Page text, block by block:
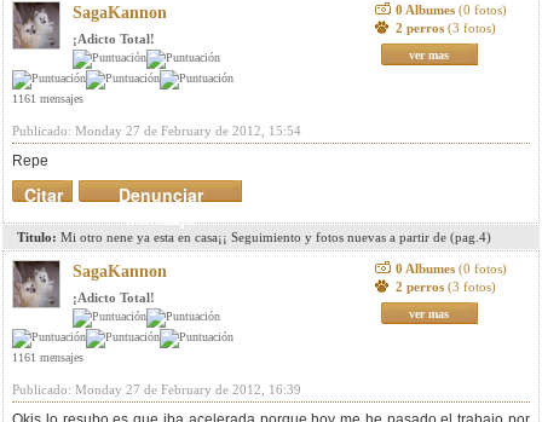
SagaKannon
¡Adicto Total!
1161 mensajes
0 Albumes (0 fotos)
2 perros (3 fotos)
ver mas
Publicado: Monday 27 de February de 2012, 15:54
Repe
Denunciar
mensaje
Citar
Titulo: Mi otro nene ya esta en casa¡¡ Seguimiento y fotos nuevas a partir de (pag.4)
SagaKannon
¡Adicto Total!
1161 mensajes
0 Albumes (0 fotos)
2 perros (3 fotos)
ver mas
Publicado: Monday 27 de February de 2012, 16:39